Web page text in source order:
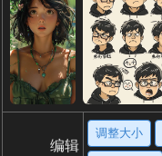
编辑
调整大小